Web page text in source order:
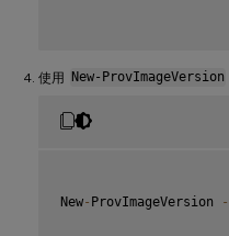
使用 New-ProvImageVersion
New- ProvImageVersion -